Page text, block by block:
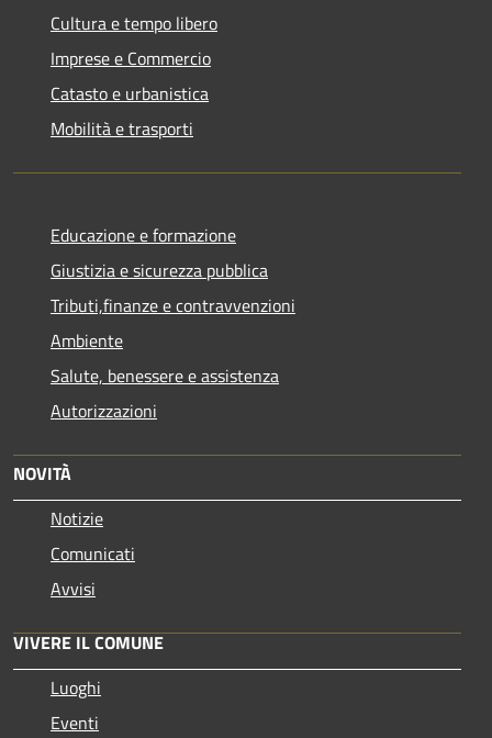
Cultura e tempo libero
Imprese e Commercio
Catasto e urbanistica
Mobilità e trasporti
Educazione e formazione
Giustizia e sicurezza pubblica
Tributi,finanze e contravvenzioni
Ambiente
Salute, benessere e assistenza
Autorizzazioni
NOVITÀ
Notizie
Comunicati
Avvisi
VIVERE IL COMUNE
Luoghi
Eventi